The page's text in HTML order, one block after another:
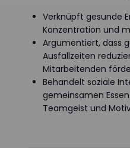
Verknüpft gesunde
Konzentration und
Argumentiert, dass
Ausfallzeiten
Mitarbeitenden
Behandelt soziale
gemeinsamen
Teamgeist und